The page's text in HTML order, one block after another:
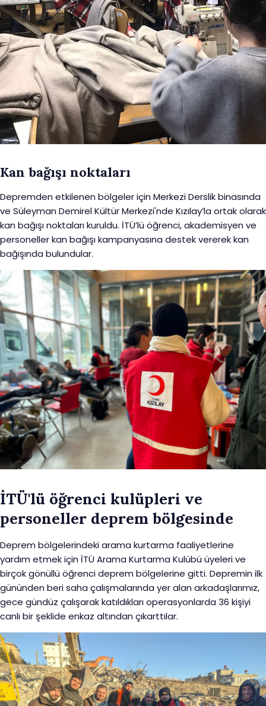
Kan bağışı noktaları
Depremden etkilenen bölgeler için Merkezi Derslik binasında
ve Süleyman Demirel Kültür Merkezi'nde Kızılay’la ortak olarak
kan bağışı noktaları kuruldu. İTÜ’lü öğrenci, akademisyen ve
personeller kan bağışı kampanyasına destek vererek kan
bağışında bulundular.
İTÜ'lü öğrenci kulüpleri ve
personeller deprem bölgesinde
Deprem bölgelerindeki arama kurtarma faaliyetlerine
yardım etmek için İTÜ Arama Kurtarma Kulübü üyeleri ve
birçok gönüllü öğrenci deprem bölgelerine gitti. Depremin ilk
gününden beri saha çalışmalarında yer alan arkadaşlarımız,
gece gündüz çalışarak katıldıkları operasyonlarda 36 kişiyi
canlı bir şeklide enkaz altından çıkarttılar.